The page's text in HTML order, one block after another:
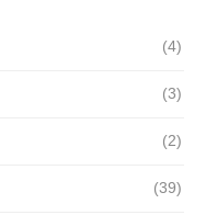
(4)
(3)
(2)
(39)